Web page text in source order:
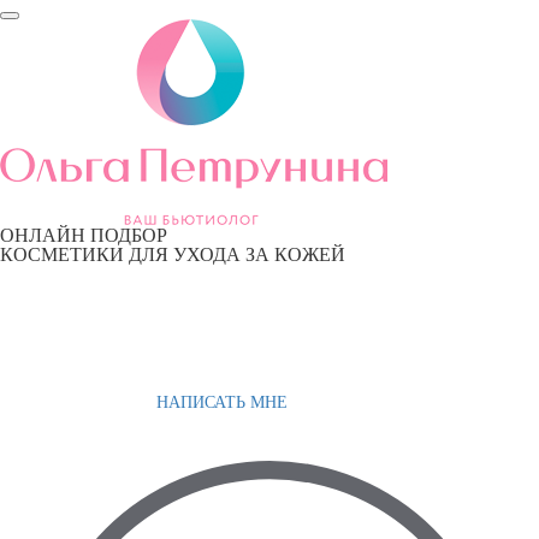
ОНЛАЙН ПОДБОР
КОСМЕТИКИ ДЛЯ УХОДА ЗА КОЖЕЙ
НАПИСАТЬ МНЕ